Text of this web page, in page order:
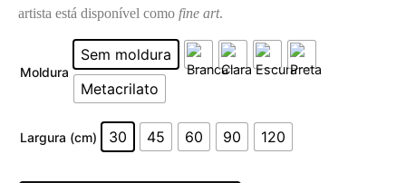
artista está disponível como fine art.
Moldura
Sem moldura
Metacrilato
Largura (cm) 30 45 60 90 120